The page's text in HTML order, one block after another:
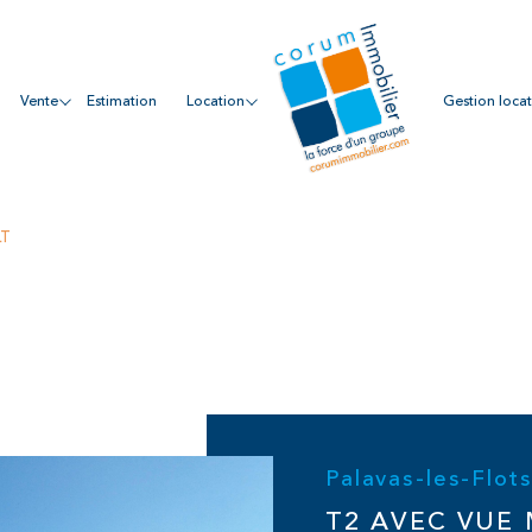
vente estimation location gestion
Palavas-les-
T2 AVEC VUE